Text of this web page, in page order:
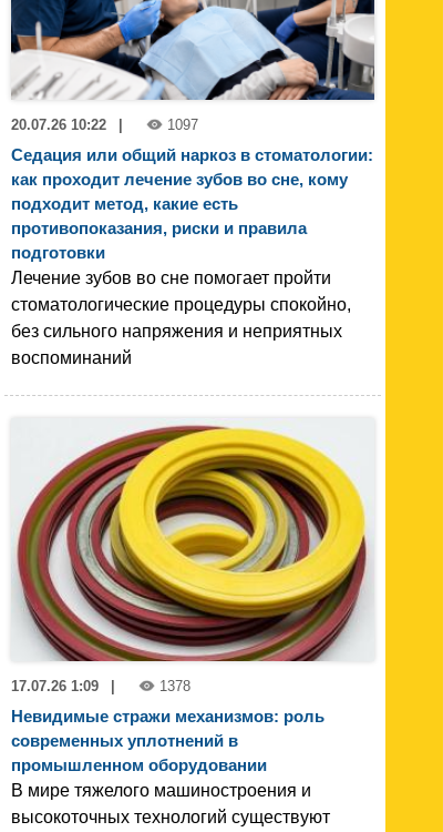
20.07.26 10:22 1097
Седация или общий наркоз в стоматологии:
как проходит лечение зубов во сне, кому
подходит метод, какие есть
противопоказания, риски и правила
подготовки
Лечение зубов во сне помогает пройти
стоматологические процедуры спокойно,
без сильного напряжения и неприятных
воспоминаний
17.07.26 1:09 1378
Невидимые стражи механизмов: роль
современных уплотнений в
промышленном оборудовании
В мире тяжелого машиностроения и
высокоточных технологий существуют